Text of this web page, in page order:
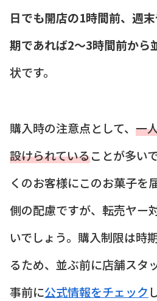
日でも開店の1時間前、週
期であれば2〜3時間前から
状です。
購入時の注意点として、 一
設けられていることが多い
くのお客様にこのお菓子を
側の配慮ですが、転売ヤー
いでしょう。購入制限は時
るため、並ぶ前に店舗スタ
事前に公式情報をチェック